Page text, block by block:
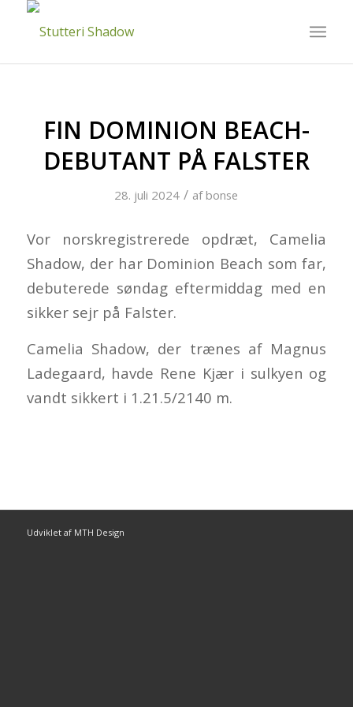
FIN DOMINION BEACH-
DEBUTANT PÅ FALSTER
28. juli 2024 / afbonse
Vor norskregistrerede opdræt, Camelia
Shadow, der har Dominion Beach som far,
debuterede søndag eftermiddag med en
sikker sejr på Falster.
Camelia Shadow, der trænes af Magnus
Ladegaard, havde Rene Kjær i sulkyen og
vandt sikkert i 1.21.5/2140 m.
Udviklet af MTH Design